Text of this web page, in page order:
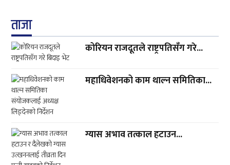
ताजा
कोरियन राजदूतले राष्ट्रपतिसँग गरे...
महाधिवेशनको काम थाल्न समितिका...
ग्यास अभाव तत्काल हटाउन...